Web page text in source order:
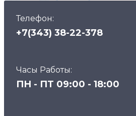
Телефон:
+7(343) 38-22-378
Часы Работы:
ПН - ПТ 09:00 - 18:00